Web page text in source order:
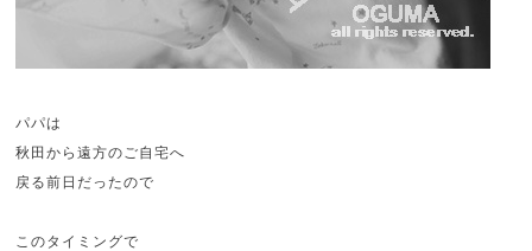
パパは
秋田から遠方のご自宅へ
戻る前日だったので
このタイミングで